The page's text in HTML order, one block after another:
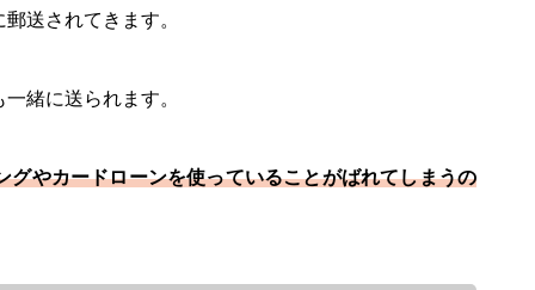
送されてきます。
緒に送られます。
やカードローンを使っていることがばれてしまうの